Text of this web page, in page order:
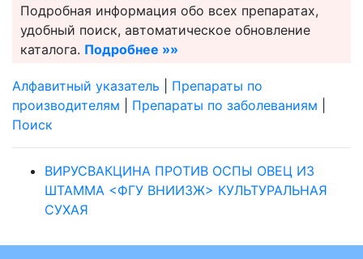
Подробная информация обо всех препаратах,
удобный поиск, автоматическое обновление
каталога. Подробнее »»
Алфавитный указатель
Препараты по
производителям
Препараты по заболеваниям
Поиск
ВИРУСВАКЦИНА ПРОТИВ ОСПЫ ОВЕЦ ИЗ
ШТАММА <ФГУ ВНИИЗЖ> КУЛЬТУРАЛЬНАЯ
СУХАЯ